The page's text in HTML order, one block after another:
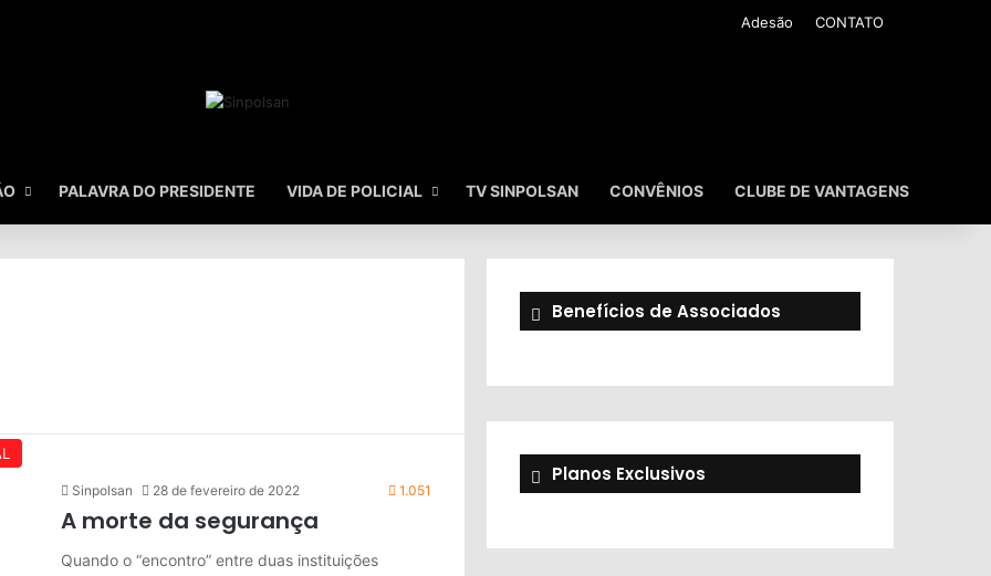
Adesão CONTATO
PALAVRA DO PRESIDENTE VIDA DE POLICIAL TV SINPOLSAN CONVÊNIOS CLUBE DE VANTAGENS
Sinpolsan 28 de fevereiro de 2022 1.051
A morte da segurança
Quando o “encontro” entre duas instituições
Benefícios de Associados
Planos Exclusivos